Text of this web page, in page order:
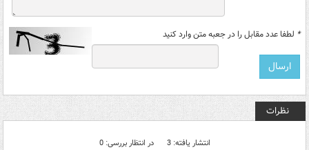
* لطفا عدد مقابل را در جعبه متن وارد کنید
نظرات
انتشار یافته: 3 در انتظار بررسی: 0